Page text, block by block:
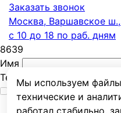
Мы используем
технические и
работал стабильно,
Заказать звонок
Москва, Варшавское ш.,
с 10 до 18 по раб. дням
8639
Имя
Телефон
Согласие на
Настоящим